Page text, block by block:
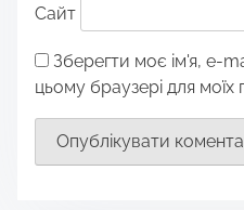
Сайт
Зберегти моє ім'я, e-
цьому браузері для